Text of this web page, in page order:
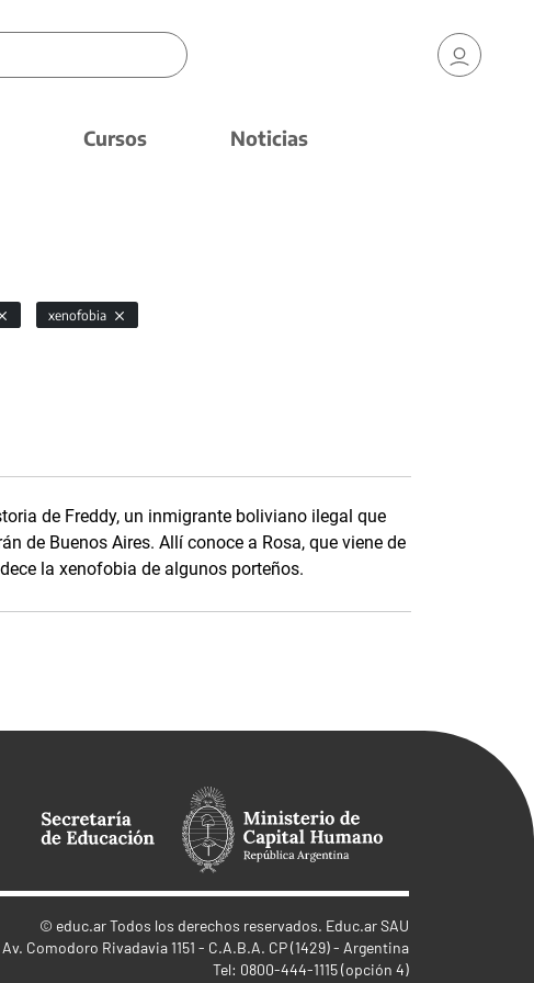
Cursos Noticias
xenofobia
de Freddy, un inmigrante boliviano ilegal que
de Buenos Aires. Allí conoce a Rosa, que viene de
la xenofobia de algunos porteños.
© educ.arTodos los derechos reservados. Educ.ar SAU
Av. Comodoro Rivadavia 1151 - C.A.B.A. CP (1429) - Argentina
Tel: 0800-444-1115 (opción 4)